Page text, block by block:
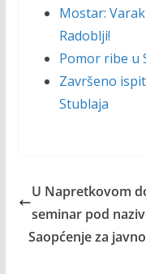
Mostar:
Radoblji!
Pomor ribe u
Završeno
Stublaja
U Napretkovom
seminar pod
Saopćenje za